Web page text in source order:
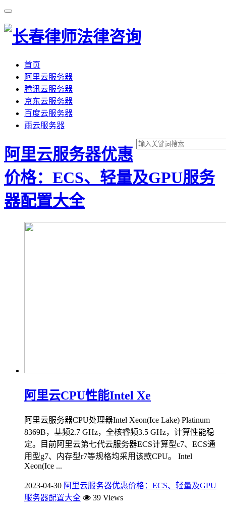
首页
阿里云服务器
腾讯云服务器
京东云服务器
百度云服务器
雨云服务器
阿里云服务器优惠
价格：ECS、轻量及GPU服务
器配置大全
阿里云CPU性能Intel Xe
阿里云服务器CPU处理器Intel Xeon(Ice Lake) Platinum
8369B，基频2.7 GHz，全核睿频3.5 GHz，计算性能稳
定。目前阿里云第七代云服务器ECS计算型c7、ECS通
用型g7、内存型r7等规格均采用该款CPU。 Intel
Xeon(Ice ...
2023-04-30 阿里云服务器优惠价格：ECS、轻量及GPU
服务器配置大全
39 Views